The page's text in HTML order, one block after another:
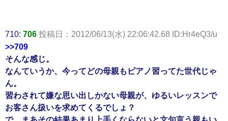
710: 706 投稿日：2012/06/13(水) 22:06:42.68 ID:Hr4eQ3/u
>>709
そんな感じ。
なんていうか、今ってどの母親もピアノ習ってた世代じゃ
ん。
習わされて嫌な思い出しかない母親が、ゆるいレッスンで
お客さん扱いを求めてくるでしょ？